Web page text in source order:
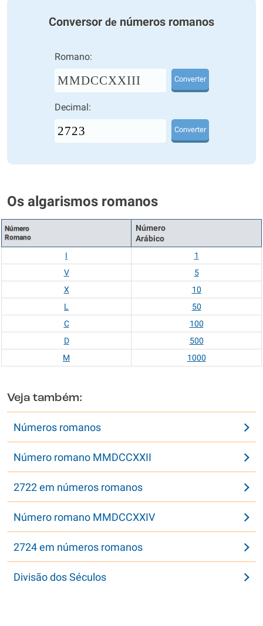
Conversor de números romanos
Romano:
MMDCCXXIII Converter
Decimal:
Converter
Os algarismos romanos
Número
Romano
Número
Arábico
I
1
V
5
X
10
L
50
C
100
D
500
M
1000
Veja também:
Números romanos
Número romano MMDCCXXII
2722 em números romanos
Número romano MMDCCXXIV
2724 em números romanos
Divisão dos Séculos